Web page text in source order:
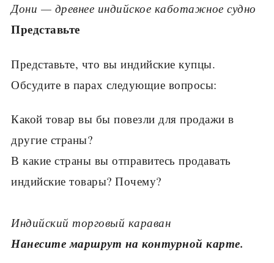
Дони — древнее индийское каботажное судно
Представьте
Представьте, что вы ин­дийские купцы.
Обсудите в парах следующие во­просы:
Какой товар вы бы повез­ли для продажи в
другие страны?
В какие страны вы отпра­витесь продавать
индий­ские товары? Почему?
Индийский торговый караван
Нанесите маршрут на контурной карте.